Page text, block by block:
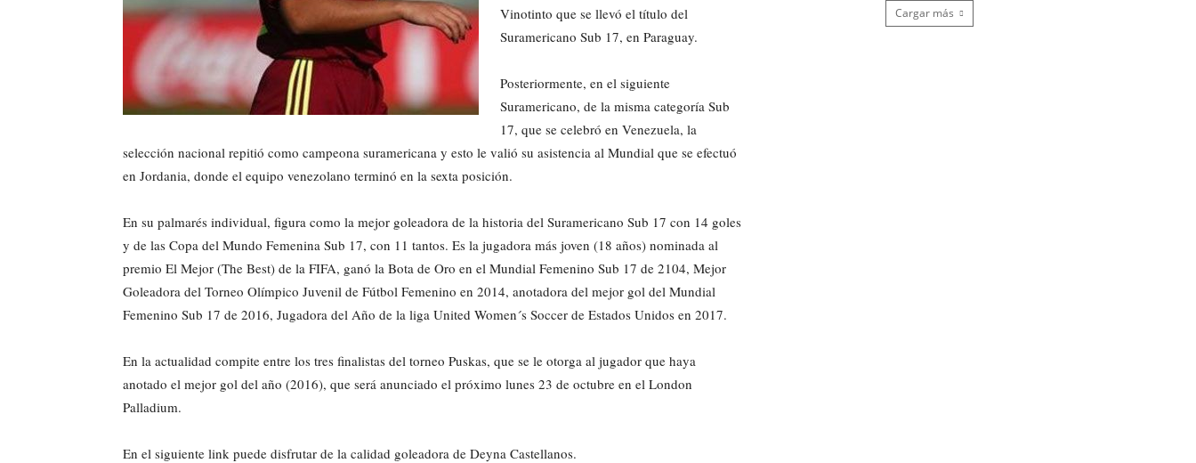
Vinotinto que se llevó el título del
Suramericano Sub 17, en Paraguay.
Posteriormente, en el siguiente
Suramericano, de la misma categoría Sub
17, que se celebró en Venezuela, la
selección nacional repitió como campeona suramericana y esto le valió su asistencia al Mundial que se efectuó
en Jordania, donde el equipo venezolano terminó en la sexta posición.
En su palmarés individual, figura como la mejor goleadora de la historia del Suramericano Sub 17 con 14 goles
y de las Copa del Mundo Femenina Sub 17, con 11 tantos. Es la jugadora más joven (18 años) nominada al
premio El Mejor (The Best) de la FIFA, ganó la Bota de Oro en el Mundial Femenino Sub 17 de 2104, Mejor
Goleadora del Torneo Olímpico Juvenil de Fútbol Femenino en 2014, anotadora del mejor gol del Mundial
Femenino Sub 17 de 2016, Jugadora del Año de la liga United Women´s Soccer de Estados Unidos en 2017.
En la actualidad compite entre los tres finalistas del torneo Puskas, que se le otorga al jugador que haya
anotado el mejor gol del año (2016), que será anunciado el próximo lunes 23 de octubre en el London
Palladium.
En el siguiente link puede disfrutar de la calidad goleadora de Deyna Castellanos.
Cargar más